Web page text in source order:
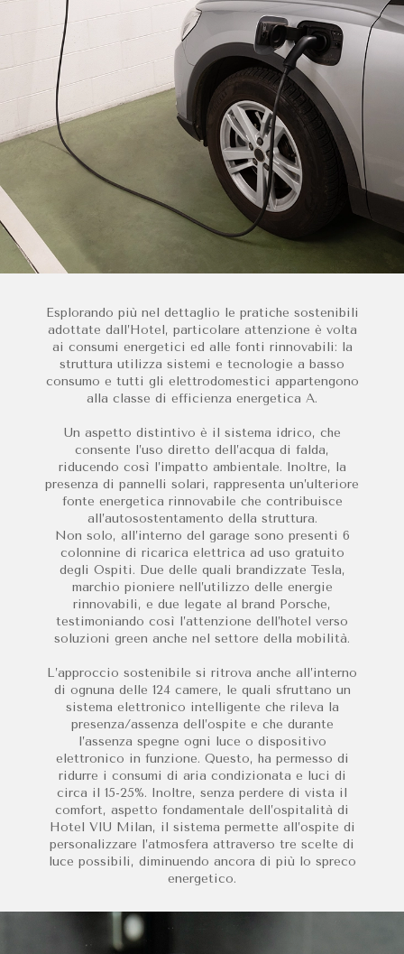
Esplorando più nel dettaglio le pratiche sostenibili
adottate dall’Hotel, particolare attenzione è volta
ai consumi energetici ed alle fonti rinnovabili: la
struttura utilizza sistemi e tecnologie a basso
consumo e tutti gli elettrodomestici appartengono
alla classe di efficienza energetica A.
Un aspetto distintivo è il sistema idrico, che
consente l’uso diretto dell’acqua di falda,
riducendo così l’impatto ambientale. Inoltre, la
presenza di pannelli solari, rappresenta un’ulteriore
fonte energetica rinnovabile che contribuisce
all’autosostentamento della struttura.
Non solo, all’interno del garage sono presenti 6
colonnine di ricarica elettrica ad uso gratuito
degli Ospiti. Due delle quali brandizzate Tesla,
marchio pioniere nell’utilizzo delle energie
rinnovabili, e due legate al brand Porsche,
testimoniando così l’attenzione dell’hotel verso
soluzioni green anche nel settore della mobilità.
L’approccio sostenibile si ritrova anche all’interno
di ognuna delle 124 camere, le quali sfruttano un
sistema elettronico intelligente che rileva la
presenza/assenza dell’ospite e che durante
l’assenza spegne ogni luce o dispositivo
elettronico in funzione. Questo, ha permesso di
ridurre i consumi di aria condizionata e luci di
circa il 15-25%. Inoltre, senza perdere di vista il
comfort, aspetto fondamentale dell’ospitalità di
Hotel VIU Milan, il sistema permette all’ospite di
personalizzare l’atmosfera attraverso tre scelte di
luce possibili, diminuendo ancora di più lo spreco
energetico.